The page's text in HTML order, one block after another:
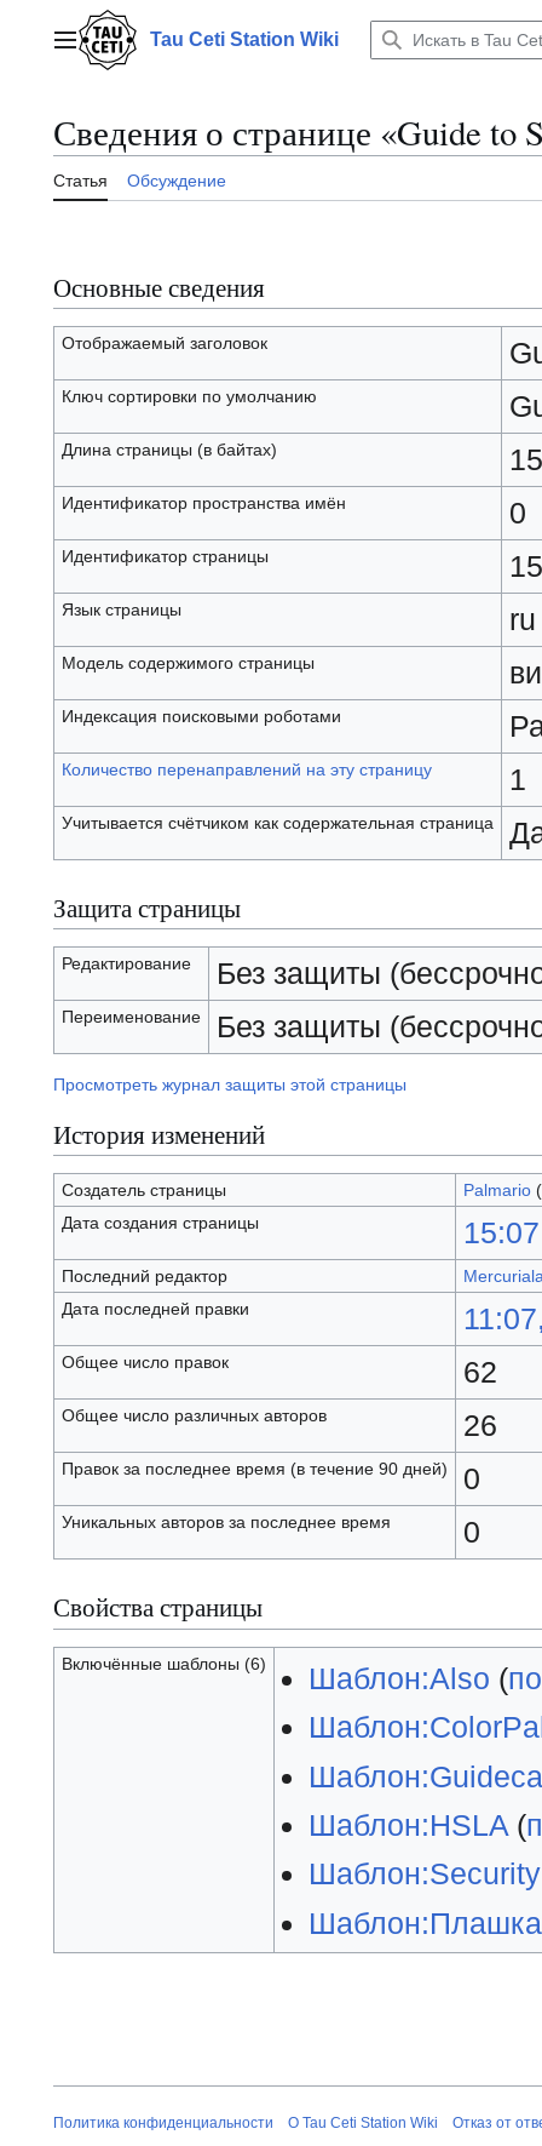
содержаниюГлавное менюTau Ceti Station Wiki
Сведения о странице «Guide to
Статья Обсуждение
Основные сведения
Отображаемый заголовок
Ключ сортировки по умолчанию
Длина страницы (в байтах)
Идентификатор пространства имён 0
Идентификатор страницы
Язык страницы
Модель содержимого страницы
Индексация поисковыми роботами
Количество перенаправлений на эту страницу 1
Учитывается счётчиком как содержательная страница
Защита страницы
Редактирование Без защиты
Переименование Без защиты
Просмотреть журнал защиты этой страницы
История изменений
Создатель страницы Palmario (
Дата создания страницы
Последний редактор
Дата последней правки
Общее число правок 62
Общее число различных авторов 26
Правок за последнее время (в течение 90 дней) 0
Уникальных авторов за последнее время 0
Свойства страницы
Включённые шаблоны (6) Шаблон:Also (
Шаблон:HSLA(
Шаблон:Security
Шаблон:Плашка
Политика конфиденциальности О Tau Ceti Station Wiki Отказ от